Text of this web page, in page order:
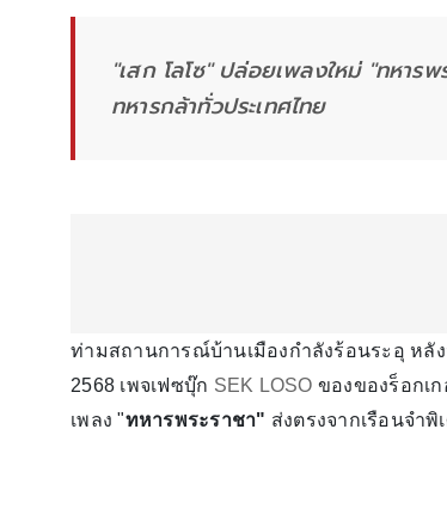
"เสก โลโซ" ปล่อยเพลงใหม่ "ทหาร
ทหารกล้าทั่วประเทศไทย
ท่ามสถานการณ์บ้านเมืองกำลังร้อนระอุ หลัง
2568 เพจเฟซบุ๊ก SEK LOSO ของของร็อกเก
เพลง "ทหารพระราชา" ส่งตรงจากเรือนจำ